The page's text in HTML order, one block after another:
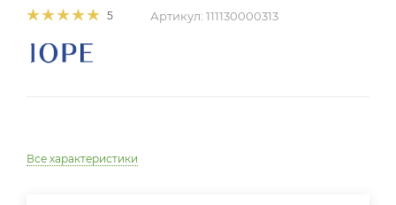
5 Артикул: 111130000313
Все характеристики